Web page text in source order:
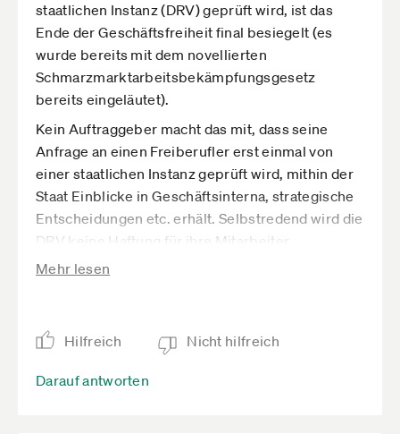
staatlichen Instanz (DRV) geprüft wird, ist das
Ende der Geschäftsfreiheit final besiegelt (es
wurde bereits mit dem novellierten
Schmarzmarktarbeitsbekämpfungsgesetz
bereits eingeläutet).
Kein Auftraggeber macht das mit, dass seine
Anfrage an einen Freiberufler erst einmal von
einer staatlichen Instanz geprüft wird, mithin der
Staat Einblicke in Geschäftsinterna, strategische
Entscheidungen etc. erhält. Selbstredend wird die
DRV keine Haftung für ihre Mitarbeiter
übernehmen, wenn diese solche Infos (privat) an
keinen Passus enthalten a la: "Entgangengen
Umsatz und Gewinn sowie dadurch nicht leistbare
AV-Beiträge bedingt durch Fehlentscheidungen
Mehr lesen
Hilfreich Nicht hilfreich
Darauf antworten